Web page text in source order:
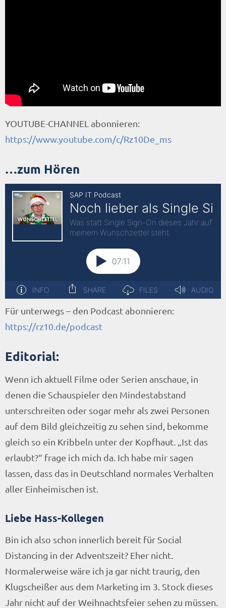
Die RZ10 Security Webinarreihe im Dezember
November 2020
Die #RZ10Lieblinks
YOUTUBE-CHANNEL abonnieren:
https://www.youtube.com/c/Rz10De_ms
…zum Hören
Für unterwegs – den Podcast abonnieren:
https://rz10.de/podcast
Editorial:
Wenn ich aktuell Filme oder Serien anschaue, in
denen die Schauspieler den Mindestabstand
unterschreiten oder sogar mehr als zwei Personen
auf dem Bild gleichzeitig zu sehen sind, bekomme
gleich so ein Kribbeln unter der Kopfhaut. „Ist das
erlaubt?“ frage ich mich da. Ich habe mir sagen
lassen, dass das in Deutschland normales Verhalten
aller Einheimischen ist.
Liebe Hass-Kollegen
Bin ich also schon innerlich bereit für Social
Distancing in der Adventszeit? Eher nicht.
Normalerweise wäre ich ja gar nicht traurig, den
Klugscheißer aus dem Marketing im 3. Stock dieses
Jahr nicht auf der Weihnachtsfeier sehen zu müssen.